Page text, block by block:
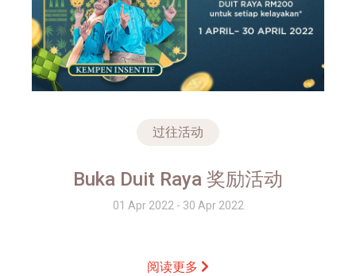
过往活动
Buka Duit Raya 奖励活动
01 Apr 2022 - 30 Apr 2022
阅读更多